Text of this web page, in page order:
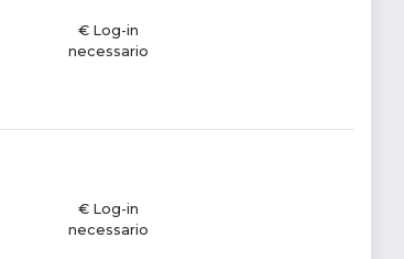
€ Log-in
necessario
€ Log-in
necessario